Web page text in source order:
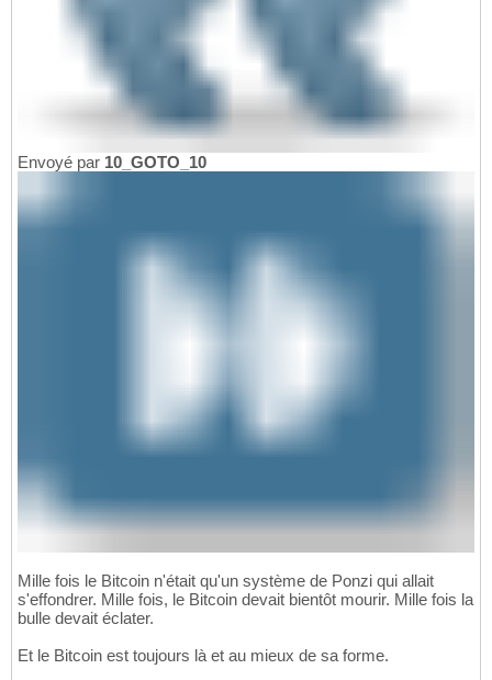
Envoyé par 10_GOTO_10
Mille fois le Bitcoin n'était qu'un système de Ponzi qui allait
s'effondrer. Mille fois, le Bitcoin devait bientôt mourir. Mille fois la
bulle devait éclater.
Et le Bitcoin est toujours là et au mieux de sa forme.